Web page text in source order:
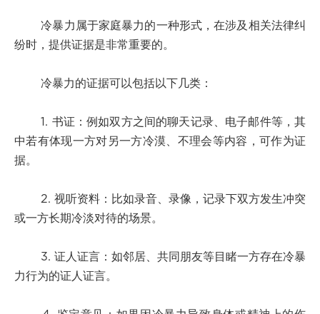
冷暴力属于家庭暴力的一种形式，在涉及相关法律纠
纷时，提供证据是非常重要的。
冷暴力的证据可以包括以下几类：
1. 书证：例如双方之间的聊天记录、电子邮件等，其
中若有体现一方对另一方冷漠、不理会等内容，可作为证
据。
2. 视听资料：比如录音、录像，记录下双方发生冲突
或一方长期冷淡对待的场景。
3. 证人证言：如邻居、共同朋友等目睹一方存在冷暴
力行为的证人证言。